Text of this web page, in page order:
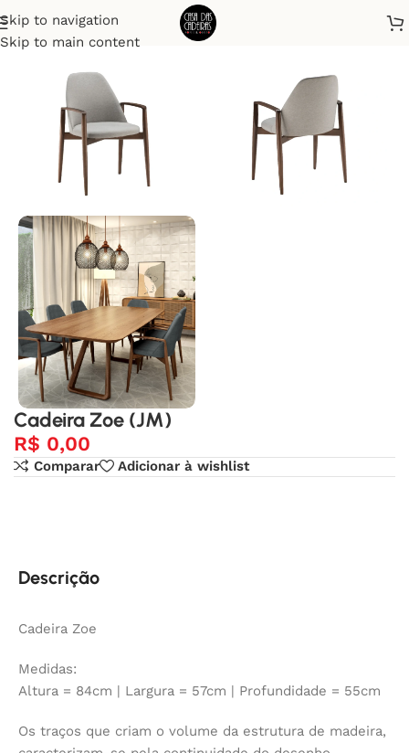
Skip to navigation
Skip to main content
Início Cadeiras
Cadeira Zoe (JM)
R$ 0,00
Comparar Adicionar à wishlist
Descrição
Cadeira Zoe
Medidas:
Altura = 84cm | Largura = 57cm | Profundidade = 55cm
Os traços que criam o volume da estrutura de madeira,